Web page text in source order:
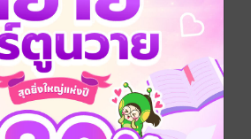
เล่มนี้จะจุดประกายให้ผู้ที่ใช้
แบบก้าวกระโดด และสามารถสื่อสาร
ก่ผู้เกี่ยวข้องได้อย่างคม ชัด ลึก
าวไว้ว่า ...
ด้ แต่ถ้าคุณไม่สามารถสื่อสารออกมาได้
"